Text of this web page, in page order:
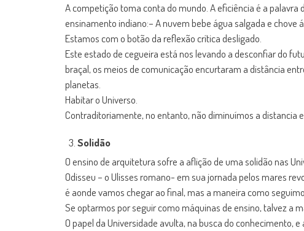
A competição toma conta do mundo. A eficiência é a
ensinamento indiano:– A nuvem bebe água salgada e chove
Estamos com o botão da reflexão crítica desligado.
Este estado de cegueira está nos levando a desconfiar do
braçal, os meios de comunicação encurtaram a distância
planetas.
Habitar o Universo.
Contraditoriamente, no entanto, não diminuímos a distancia
Solidão
O ensino de arquitetura sofre a aflição de uma solidão nas
Odisseu – o Ulisses romano- em sua jornada pelos mares
é aonde vamos chegar ao final, mas a maneira como
Se optarmos por seguir como máquinas de ensino, talvez a
O papel da Universidade avulta, na busca do